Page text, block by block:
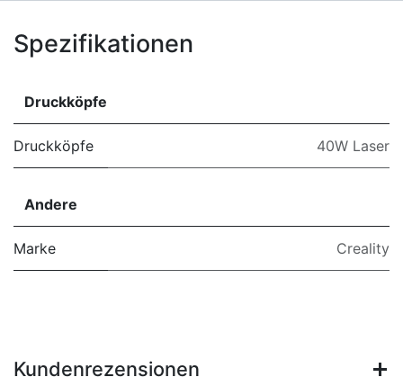
Spezifikationen
Druckköpfe
Druckköpfe 40W Laser
Andere
Marke Creality
Kundenrezensionen